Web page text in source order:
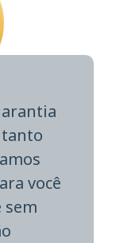
tanto
você
sem